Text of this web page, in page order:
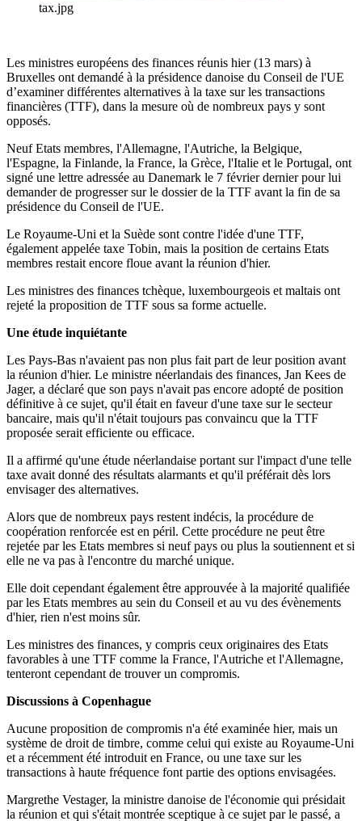
tax.jpg
Les ministres européens des finances réunis hier (13 mars) à
Bruxelles ont demandé à la présidence danoise du Conseil de l'UE
d’examiner différentes alternatives à la taxe sur les transactions
financières (TTF), dans la mesure où de nombreux pays y sont
opposés.
Neuf Etats membres, l'Allemagne, l'Autriche, la Belgique,
l'Espagne, la Finlande, la France, la Grèce, l'Italie et le Portugal, ont
signé une lettre adressée au Danemark le 7 février dernier pour lui
demander de progresser sur le dossier de la TTF avant la fin de sa
présidence du Conseil de l'UE.
Le Royaume-Uni et la Suède sont contre l'idée d'une TTF,
également appelée taxe Tobin, mais la position de certains Etats
membres restait encore floue avant la réunion d'hier.
Les ministres des finances tchèque, luxembourgeois et maltais ont
rejeté la proposition de TTF sous sa forme actuelle.
Une étude inquiétante
Les Pays-Bas n'avaient pas non plus fait part de leur position avant
la réunion d'hier. Le ministre néerlandais des finances, Jan Kees de
Jager, a déclaré que son pays n'avait pas encore adopté de position
définitive à ce sujet, qu'il était en faveur d'une taxe sur le secteur
bancaire, mais qu'il n'était toujours pas convaincu que la TTF
proposée serait efficiente ou efficace.
Il a affirmé qu'une étude néerlandaise portant sur l'impact d'une telle
taxe avait donné des résultats alarmants et qu'il préférait dès lors
envisager des alternatives.
Alors que de nombreux pays restent indécis, la procédure de
coopération renforcée est en péril. Cette procédure ne peut être
rejetée par les Etats membres si neuf pays ou plus la soutiennent et si
elle ne va pas à l'encontre du marché unique.
Elle doit cependant également être approuvée à la majorité qualifiée
par les Etats membres au sein du Conseil et au vu des évènements
d'hier, rien n'est moins sûr.
Les ministres des finances, y compris ceux originaires des Etats
favorables à une TTF comme la France, l'Autriche et l'Allemagne,
tenteront cependant de trouver un compromis.
Discussions à Copenhague
Aucune proposition de compromis n'a été examinée hier, mais un
système de droit de timbre, comme celui qui existe au Royaume-Uni
et a récemment été introduit en France, ou une taxe sur les
transactions à haute fréquence font partie des options envisagées.
Margrethe Vestager, la ministre danoise de l'économie qui présidait
la réunion et qui s'était montrée sceptique à ce sujet par le passé, a